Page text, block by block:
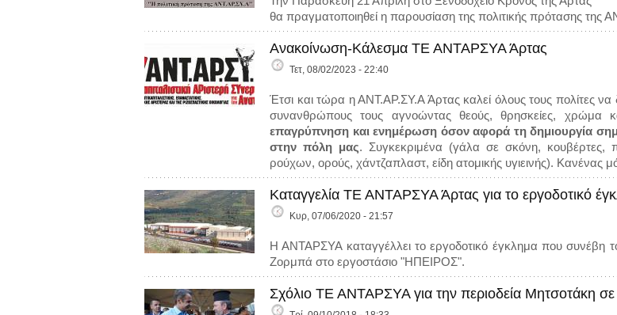
θα πραγματοποιηθεί η παρουσίαση της πολιτικής πρότασης της
Ανακοίνωση-Κάλεσμα ΤΕ ΑΝΤΑΡΣΥΑ Άρτας
Τετ, 08/02/2023 - 22:40
Έτσι και τώρα η ΑΝΤ.ΑΡ.ΣΥ.Α Άρτας καλεί όλους τους πολίτες
συνανθρώπους τους αγνοώντας θεούς, θρησκείες, χρώμα
επαγρύπνηση και ενημέρωση όσον αφορά τη δημιουργία
στην πόλη μας. Συγκεκριμένα (γάλα σε σκόνη, κουβέρτες,
ρούχων, ορούς, χάντζαπλαστ, είδη ατομικής υγιεινής). Κανένας
Καταγγελία ΤΕ ΑΝΤΑΡΣΥΑ Άρτας για το εργοδοτικό
Κυρ, 07/06/2020 - 21:57
Η ΑΝΤΑΡΣΥΑ καταγγέλλει το εργοδοτικό έγκλημα που
Ζορμπά στο εργοστάσιο "ΗΠΕΙΡΟΣ".
Σχόλιο ΤΕ ΑΝΤΑΡΣΥΑ για την περιοδεία Μητσοτάκη